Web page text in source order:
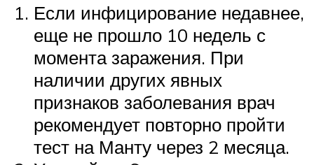
Если инфицирование недавнее,
еще не прошло 10 недель с
момента заражения. При
наличии других явных
признаков заболевания врач
рекомендует повторно пройти
тест на Манту через 2 месяца.